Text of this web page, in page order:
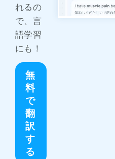
れるの
で、言
語学習
にも！
無
料
で
翻
訳
す
る